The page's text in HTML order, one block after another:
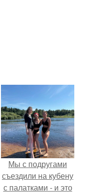
Мы с подругами
съездили на кубену
с палатками - и это